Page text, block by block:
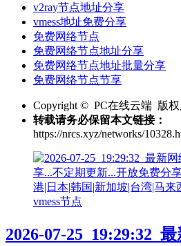
v2ray节点地址分享
vmess地址免费分享
免费网络节点
免费网络节点地址分享
免费网络节点地址批量分享
免费网络节点节享
Copyright © PC在线云端 版权
转载请务必保留本文链接：
https://nrcs.xyz/networks/
vmess节点
2026-07-25_19:29:32_